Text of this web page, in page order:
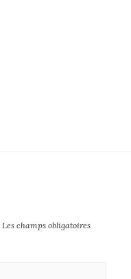
Les champs obligatoires